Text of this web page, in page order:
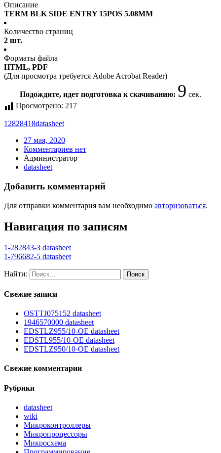
Описание
TERM BLK SIDE ENTRY 15POS 5.08MM
Количество страниц
2 шт.
Форматы файла
HTML, PDF
(Для просмотра требуется Adobe Acrobat Reader)
Подождите, идет подготовка к скачиванию: 9 сек.
Просмотрено: 217
12828418datasheet
27 мая, 2020
Комментариев нет
Администратор
datasheet
Добавить комментарий
Для отправки комментария вам необходимо авторизоваться.
Навигация по записям
1-282843-3 datasheet
1-796682-5 datasheet
Найти:
Свежие записи
OSTTJ075152 datasheet
1946570000 datasheet
EDSTLZ955/10-OE datasheet
EDSTL955/10-OE datasheet
EDSTLZ950/10-OE datasheet
Свежие комментарии
Рубрики
datasheet
wiki
Микроконтроллеры
Микропроцессоры
Микросхема